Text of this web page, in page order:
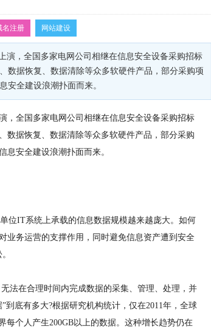
名注册 网站建设
演，全国多家电网公司相继在信息安全设备采购招标
数据恢复、数据清除等众多软硬件产品，部分采购项
安全建设浪潮扑面而来。
全国多家电网公司相继在信息安全设备采购招标
数据恢复、数据清除等众多软硬件产品，部分采购
息安全建设浪潮扑面而来。
位IT系统上承载的信息数据规模越来越庞大。如何
业务运营的支撑作用，同时避免信息资产遭到安全
法在合理时间内完成数据的采集、管理、处理，并
底有多大?根据研究机构统计，仅在2011年，全球
每个人产生200GB以上的数据。这种增长趋势仍在